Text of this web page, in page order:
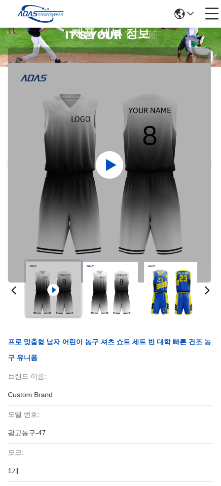
제품 세부 정보
프로 맞춤형 남자 어린이 농구 셔츠 쇼트 세트 빈 대학 빠른 건조 농
구 유니폼
브랜드 이름:
Custom Brand
모델 번호:
광고농구-47
모크:
1개